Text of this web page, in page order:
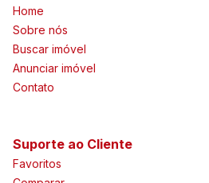
Home
Sobre nós
Buscar imóvel
Anunciar imóvel
Contato
Suporte ao Cliente
Favoritos